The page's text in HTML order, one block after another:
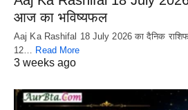
आज का भविष्यफल
Aaj Ka Rashifal 18 July 2026 का दैनिक
12… Read More
3 weeks ago